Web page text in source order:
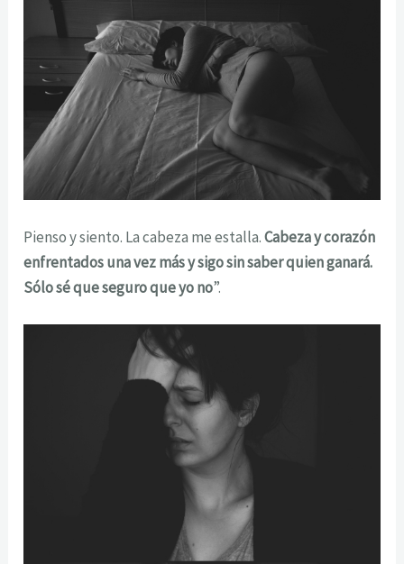
Pienso y siento. La cabeza me estalla.Cabeza y corazón
enfrentados una vez más y sigo sin saber quien ganará.
Sólo sé que seguro que yo no”.